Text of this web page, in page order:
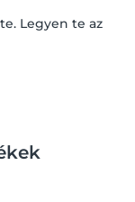
Legyen te az